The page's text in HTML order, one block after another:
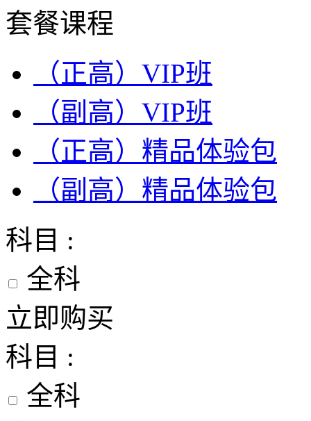
套餐课程
（正高）VIP班
（副高）VIP班
（正高）精品体验包
（副高）精品体验包
科目 :
全科
立即购买
科目 :
全科